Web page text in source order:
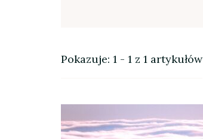
Pokazuje: 1 - 1 z 1 artykułów